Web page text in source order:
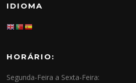
IDIOMA
HORÁRIO:
Segunda-Feira a Sexta-Feira: